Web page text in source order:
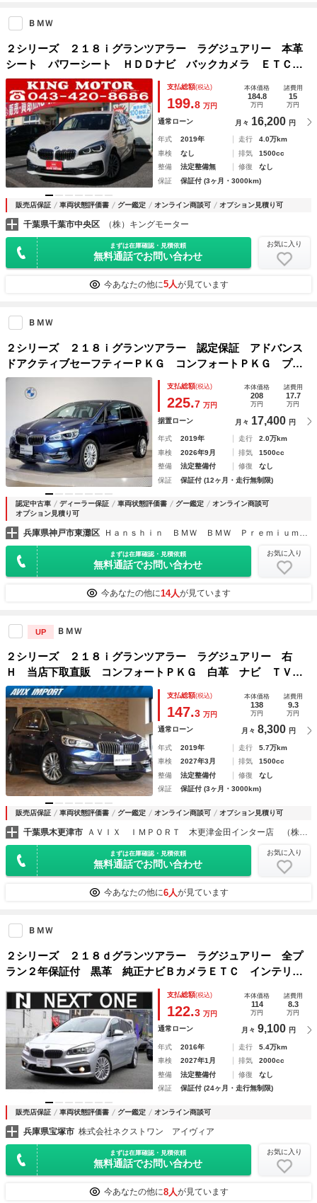
ＢＭＷ
２シリーズ ２１８ｉグランツアラー ラグジュアリー 本革
シート パワーシート ＨＤＤナビ バックカメラ ＥＴＣ
クリアランスソナー ＴＶ ＥＴＣ ドライブレコーダー シ
ートヒーター パワーバックドア 純正１７インチアルミ Ｄ
ＣＴ スマートキー
支払総額(税込)
199.8 万円
本体価格
184.8
万円
諸費用
15
万円
通常ローン 月々 16,200 円
年式 2019年 走行
4.0万km
車検
なし 排気
1500cc
整備
法定整備無 修復
なし
保証
保証付 (3ヶ月・3000km)
販売店保証 車両状態評価書 グー鑑定 オンライン商談可 オプション見積り可
千葉県千葉市中央区 （株）キングモーター
まずは在庫確認・見積依頼
無料通話でお問い合わせ
お気に入り
今あなたの他に5人が見ています
ＢＭＷ
２シリーズ ２１８ｉグランツアラー 認定保証 アドバンス
ドアクティブセーフティーＰＫＧ コンフォートＰＫＧ プラ
スＰＫＧ ＡＣＣ ＨＵＤ 電動トランク シートヒーター
純正ナビ バックカメラ 純正１７ＡＷ ミラーＥＴＣ ＬＥ
支払総額(税込)
225.7 万円
本体価格
208
万円
諸費用
17.7
万円
据置ローン 月々 17,400 円
年式 2019年 走行
2.0万km
車検
2026年9月 排気
1500cc
整備
法定整備付 修復
なし
保証
保証付 (12ヶ月・走行無制限)
認定中古車 ディーラー保証 車両状態評価書 グー鑑定
オンライン商談可
オプション見積り可
兵庫県神戸市東灘区 Ｈａｎｓｈｉｎ ＢＭＷ ＢＭＷ ＰｒｅｍｉｕｍＳｅｌｅｃｔｉｏｎ 六甲アイランド
まずは在庫確認・見積依頼
無料通話でお問い合わせ
お気に入り
今あなたの他に14人が見ています
UP ＢＭＷ
２シリーズ ２１８ｉグランツアラー ラグジュアリー 右
Ｈ 当店下取直販 コンフォートＰＫＧ 白革 ナビ ＴＶ
Ｂカメラ ＰＤＣ パワーシート ヒーター コンフォートア
クセス ＬＥＤヘッドライト １７ＡＷ
支払総額(税込)
147.3 万円
本体価格
138
万円
諸費用
9.3
万円
通常ローン 月々 8,300 円
年式 2019年 走行
5.7万km
車検
2027年3月 排気
1500cc
整備
法定整備付 修復
なし
保証
保証付 (3ヶ月・3000km)
販売店保証 車両状態評価書 グー鑑定 オンライン商談可 オプション見積り可
千葉県木更津市 ＡＶＩＸ ＩＭＰＯＲＴ 木更津金田インター店 （株）アビックスコーポレーション
まずは在庫確認・見積依頼
無料通話でお問い合わせ
お気に入り
今あなたの他に6人が見ています
ＢＭＷ
２シリーズ ２１８ｄグランツアラー ラグジュアリー 全プ
ラン２年保証付 黒革 純正ナビＢカメラＥＴＣ インテリジ
ェントセーフティー アンビエントライト パワーバックド
ア パワーシート シートヒーター ＬＥＤヘッドライト ３
列シート７人乗り
支払総額(税込)
122.3 万円
本体価格
114
万円
諸費用
8.3
万円
通常ローン 月々 9,100 円
年式 2016年 走行
5.4万km
車検
2027年1月 排気
2000cc
整備
法定整備付 修復
なし
保証
保証付 (24ヶ月・走行無制限)
販売店保証 車両状態評価書 グー鑑定 オンライン商談可
兵庫県宝塚市 株式会社ネクストワン アイヴィア
まずは在庫確認・見積依頼
無料通話でお問い合わせ
お気に入り
今あなたの他に8人が見ています